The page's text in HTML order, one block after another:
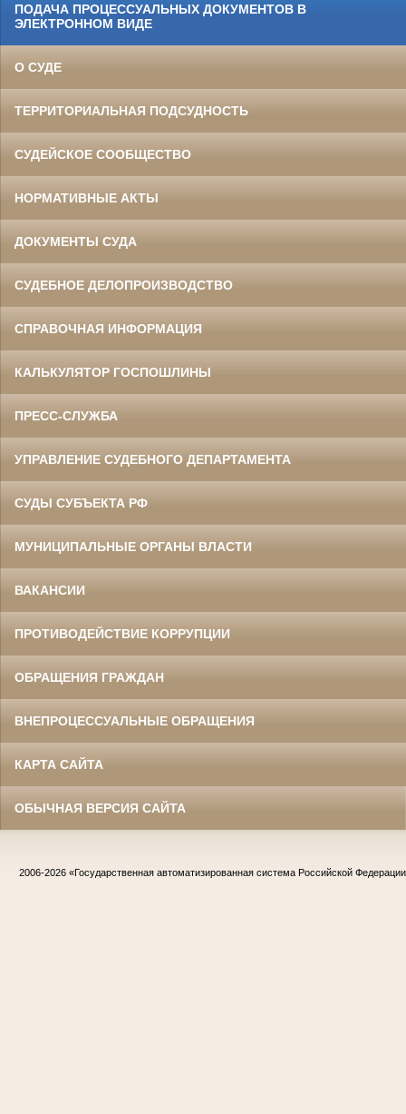
ПОДАЧА ПРОЦЕССУАЛЬНЫХ ДОКУМЕНТОВ В
ЭЛЕКТРОННОМ ВИДЕ
О СУДЕ
ТЕРРИТОРИАЛЬНАЯ ПОДСУДНОСТЬ
СУДЕЙСКОЕ СООБЩЕСТВО
НОРМАТИВНЫЕ АКТЫ
ДОКУМЕНТЫ СУДА
СУДЕБНОЕ ДЕЛОПРОИЗВОДСТВО
СПРАВОЧНАЯ ИНФОРМАЦИЯ
КАЛЬКУЛЯТОР ГОСПОШЛИНЫ
ПРЕСС-СЛУЖБА
УПРАВЛЕНИЕ СУДЕБНОГО ДЕПАРТАМЕНТА
СУДЫ СУБЪЕКТА РФ
МУНИЦИПАЛЬНЫЕ ОРГАНЫ ВЛАСТИ
ВАКАНСИИ
ПРОТИВОДЕЙСТВИЕ КОРРУПЦИИ
ОБРАЩЕНИЯ ГРАЖДАН
ВНЕПРОЦЕССУАЛЬНЫЕ ОБРАЩЕНИЯ
КАРТА САЙТА
ОБЫЧНАЯ ВЕРСИЯ САЙТА
2006-2026 «Государственная автоматизированная система Российской